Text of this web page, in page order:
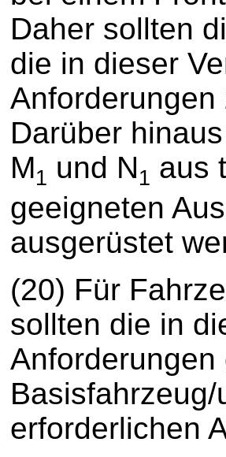
Daher sollten
die in dieser
Darüber
M1 und N1 aus
geeigneten
ausgerüstet
(20) Für
sollten die in
erforderlichen